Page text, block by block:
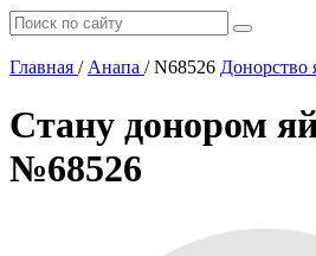
Главная / Анапа /N68526 Донорство
Стану донором
№68526